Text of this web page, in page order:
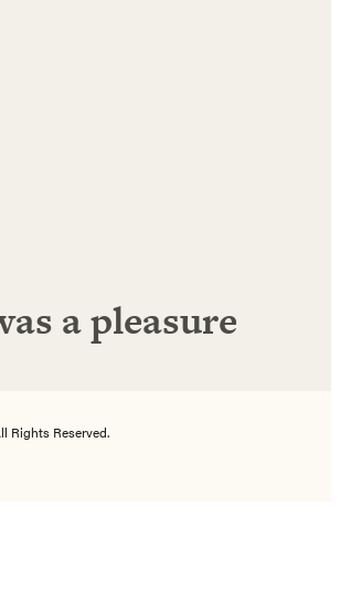
a pleasure
Rights Reserved.